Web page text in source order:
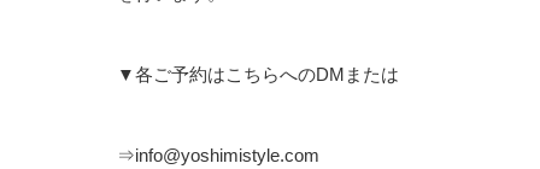
▼各ご予約はこちらへのDMまたは
⇒info@yoshimistyle.com